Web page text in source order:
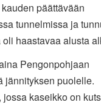
päättävään
tunnelmissa ja
haastavaa alusta
Pengonpohjaan
jännityksen puolelle.
kaseikko on